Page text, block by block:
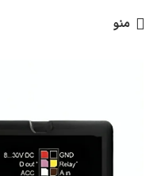
منو